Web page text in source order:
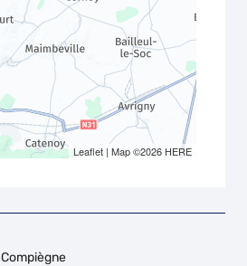
Leaflet| Map ©2026 HERE
Compiègne